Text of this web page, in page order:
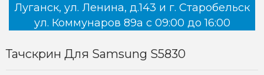
Луганск, ул. Ленина, д.143 и г. Старобельск
ул. Коммунаров 89а с 09:00 до 16:00
Тачскрин Для Samsung S5830